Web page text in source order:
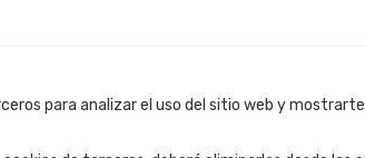
La empresa
para analizar el uso del sitio web y